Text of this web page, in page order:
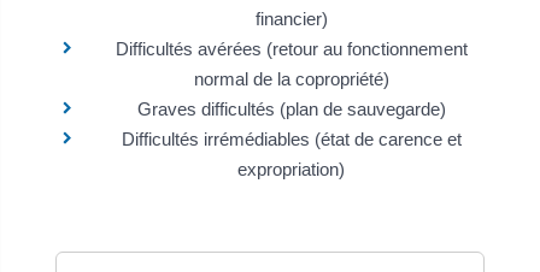
financier)
Difficultés avérées (retour au fonctionnement
normal de la copropriété)
Graves difficultés (plan de sauvegarde)
Difficultés irrémédiables (état de carence et
expropriation)